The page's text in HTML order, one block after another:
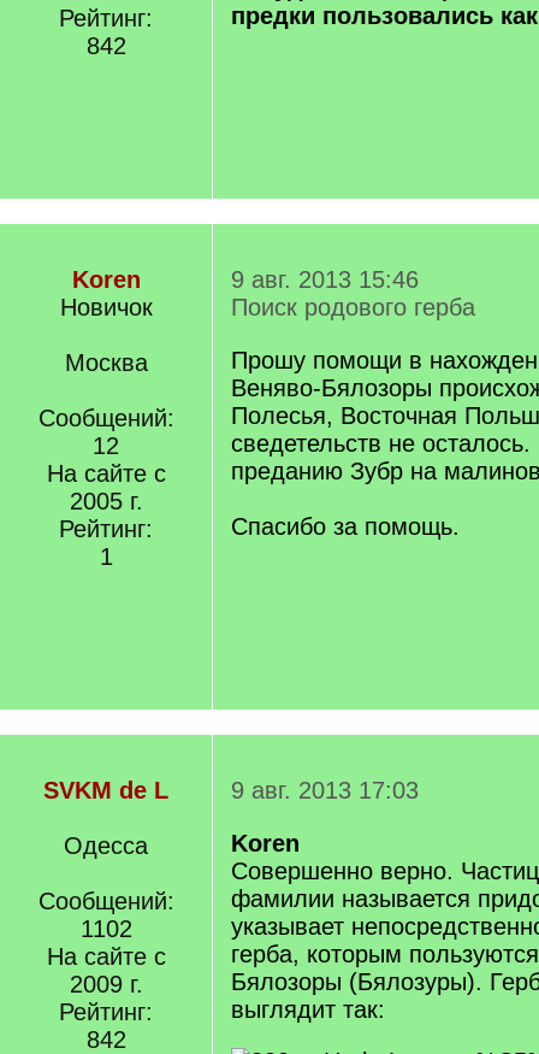
Рейтинг:
842
предки пользовались
Koren
Новичок
Москва
Сообщений:
12
На сайте с
2005 г.
Рейтинг:
1
9 авг. 2013 15:46
Поиск родового герба
Прошу помощи в
Веняво-Бялозоры
Полесья, Восточная
сведетельств не
преданию Зубр на
Спасибо за помощь.
SVKM de L
Одесса
Сообщений:
1102
На сайте с
2009 г.
Рейтинг:
842
9 авг. 2013 17:03
Koren
Совершенно верно.
фамилии называется
указывает
герба, которым
Бялозоры (Бялозуры).
выглядит так: